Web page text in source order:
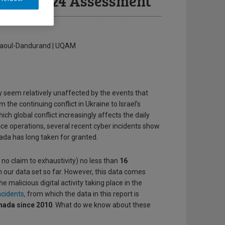
Dandurand | UQAM
seem relatively unaffected by the events that
the continuing conflict in Ukraine to Israel's
global conflict increasingly affects the daily
operations, several recent cyber incidents show
has long taken for granted.
claim to exhaustivity) no less than 16
our data set so far. However, this data comes
malicious digital activity taking place in the
from which the data in this report is
since 2010 . What do we know about these